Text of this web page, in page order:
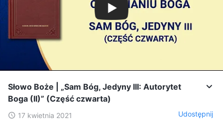
Słowo Boże | „Sam Bóg, Jedyny III: Autorytet
Boga (II)” (Część czwarta)
17 kwietnia 2021 Udostępnij